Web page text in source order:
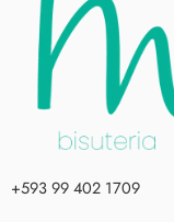
+593 99 402 1709